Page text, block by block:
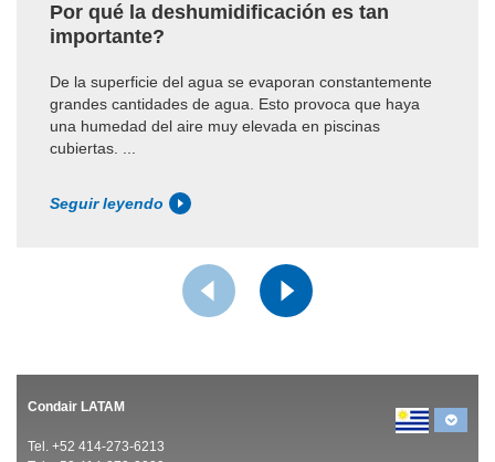
Por qué la deshumidificación es tan
importante?
De la superficie del agua se evaporan constantemente
grandes cantidades de agua. Esto provoca que haya
una humedad del aire muy elevada en piscinas
cubiertas. ...
Seguir leyendo
Condair LATAM
Tel. +52 414-273-6213